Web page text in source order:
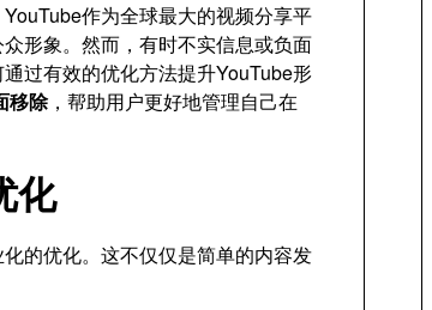
作为全球最大的视频分享平
形象。然而，有时不实信息或负面
过有效的优化方法提升YouTube形
移除，帮助用户更好地管理自己在
化
的优化。这不仅仅是简单的内容发